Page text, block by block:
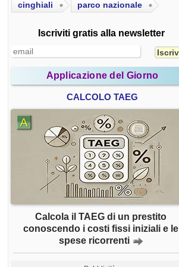
cinghiali parco nazionale
Iscriviti gratis alla newsletter
Applicazione del Giorno
CALCOLO TAEG
Calcola il TAEG di un prestito
conoscendo i costi fissi iniziali e le
spese ricorrenti